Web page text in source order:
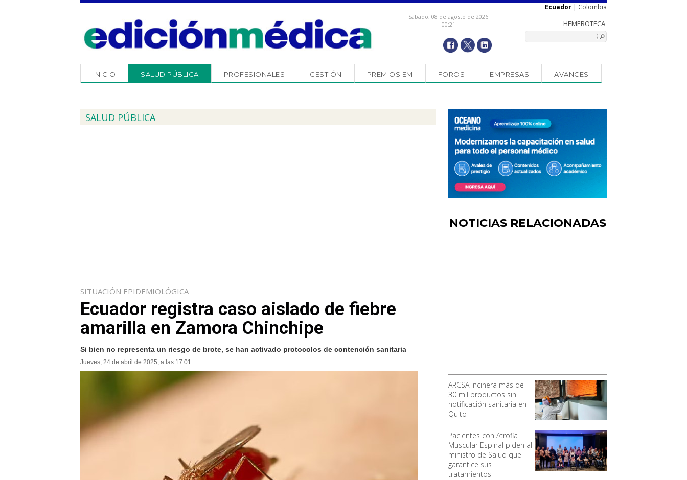
Sábado, 08 de agosto de 2026
00:21
Ecuador | Colombia
INICIO SALUD PÚBLICA PROFESIONALES GESTIÓN PREMIOS EM FOROS EMPRESAS AVANCES
NOTICIAS RELACIONADAS
ARCSA incinera más de
30 mil productos sin
notificación sanitaria en
Quito
Pacientes con Atrofia
Muscular Espinal piden al
ministro de Salud que
garantice sus
tratamientos
SALUD PÚBLICA
SITUACIÓN EPIDEMIOLÓGICA
Ecuador registra caso aislado de fiebre
amarilla en Zamora Chinchipe
Si bien no representa un riesgo de brote, se han activado protocolos de contención sanitaria
Jueves, 24 de abril de 2025, a las 17:01